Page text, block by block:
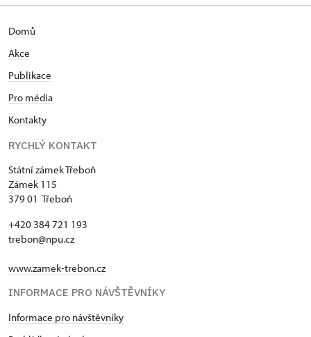
Domů
Akce
Publikace
Pro média
Kontakty
RYCHLÝ KONTAKT
Státní zámek Třeboň
Zámek 115
379 01 Třeboň
+420 384 721 193
trebon@npu.cz
www.zamek-trebon.cz
INFORMACE PRO NÁVŠTĚVNÍKY
Informace pro návštěvníky